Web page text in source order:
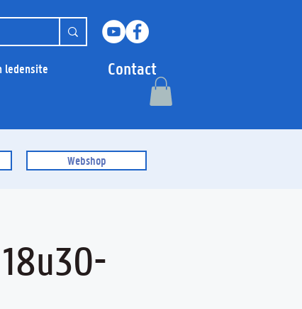
ledensite Contact
Webshop